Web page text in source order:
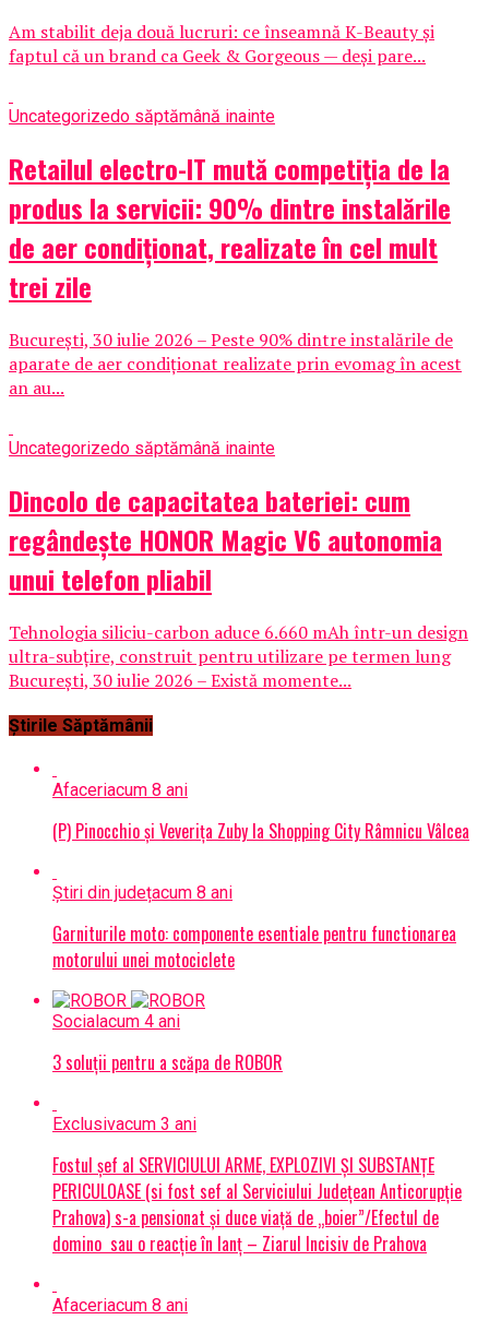
Am stabilit deja două lucruri: ce înseamnă K-Beauty și
faptul că un brand ca Geek & Gorgeous — deși pare...
Uncategorizedo săptămână inainte
Retailul electro-IT mută competiția de la
produs la servicii: 90% dintre instalările
de aer condiționat, realizate în cel mult
trei zile
București, 30 iulie 2026 – Peste 90% dintre instalările de
aparate de aer condiționat realizate prin evomag în acest
an au...
Uncategorizedo săptămână inainte
Dincolo de capacitatea bateriei: cum
regândește HONOR Magic V6 autonomia
unui telefon pliabil
Tehnologia siliciu-carbon aduce 6.660 mAh într-un design
ultra-subțire, construit pentru utilizare pe termen lung
București, 30 iulie 2026 – Există momente...
Știrile Săptămânii
Afaceriacum 8 ani
(P) Pinocchio și Veverița Zuby la Shopping City Râmnicu Vâlcea
Știri din județacum 8 ani
Garniturile moto: componente esentiale pentru functionarea
motorului unei motociclete
Social acum 4 ani
3 soluții pentru a scăpa de ROBOR
Exclusivacum 3 ani
Fostul șef al SERVICIULUI ARME, EXPLOZIVI ŞI SUBSTANŢE
PERICULOASE (si fost sef al Serviciului Judeţean Anticorupţie
Prahova) s-a pensionat și duce viață de „boier”/Efectul de
domino sau o reacție în lanț – Ziarul Incisiv de Prahova
Afaceriacum 8 ani